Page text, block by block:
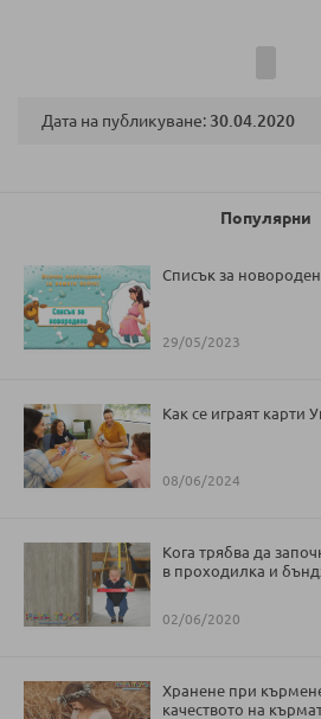
Дата на публикуване: 30.04.2020
Популярни
Списък за
29/05/2023
Как се играят карти
08/06/2024
Кога трябва да
в проходилка и
02/06/2020
Хранене при
качеството на